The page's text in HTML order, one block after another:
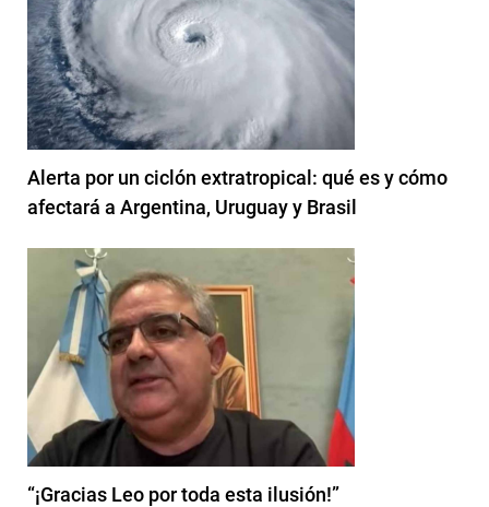
Alerta por un ciclón extratropical: qué es y cómo
afectará a Argentina, Uruguay y Brasil
“¡Gracias Leo por toda esta ilusión!”